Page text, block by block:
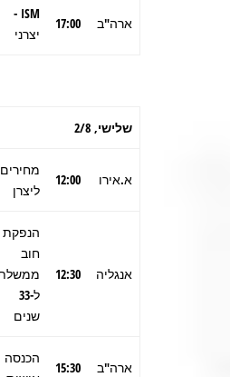
ארה"ב 17:00
ISM -
יצרני
שלישי,2/8
א.אירו 12:00
מחירים
ליצרן
אנגליה 12:30
הנפקת
חוב
ל-33
שנים
ארה"ב 15:30
הכנסה